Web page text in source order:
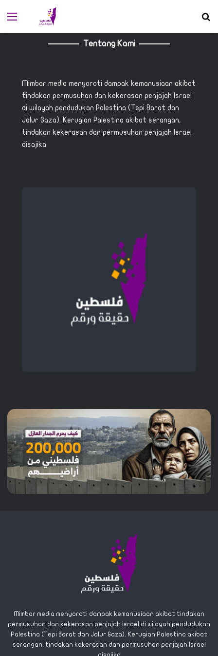
Tentang Kami
Mimbar media menyoroti dampak kemanusiaan akibat
tindakan permusuhan dan kekerasan penjajah Israel
di wilayah pendudukan Palestina (Tepi Barat dan
Jalur Gaza). Kerugian Palestina akibat serangan,
tindakan kekerasan dan permusuhan penjajah Israel
disajika
Mimbar media menyoroti dampak kemanusiaan akibat tindakan
permusuhan dan kekerasan penjajah Israel di wilayah pendudukan
Palestina (Tepi Barat dan Jalur Gaza). Kerugian Palestina akibat
serangan, tindakan kekerasan dan permusuhan penjajah Israel